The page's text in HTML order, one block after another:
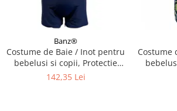
Banz®
Costume de Baie / Inot pentru
bebelusi si copii, Protectie
Soare UPF50+, Navy Jungle,
142,35 Lei
Costume
Soare